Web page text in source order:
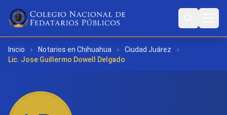
Inicio › Notarios en Chihuahua › Ciudad Juárez
›
Lic. Jose Guillermo Dowell Delgado